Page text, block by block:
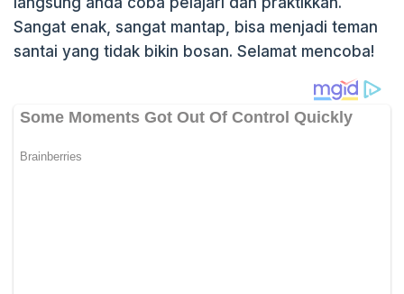
Sangat enak, sangat mantap, bisa menjadi teman
santai yang tidak bikin bosan. Selamat mencoba!